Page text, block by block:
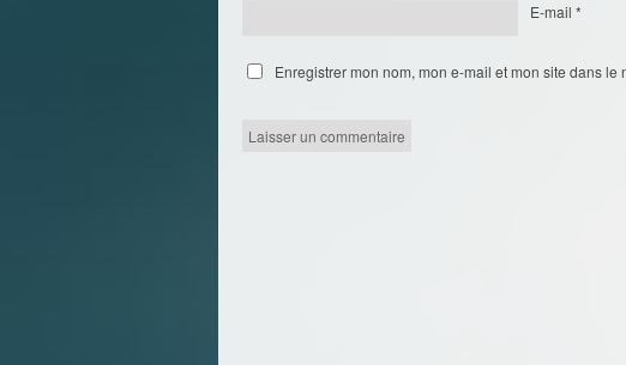
E-mail *
Enregistrer mon nom, mon e-mail et mon site dans